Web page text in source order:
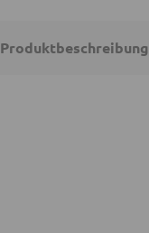
Produktbeschreibung